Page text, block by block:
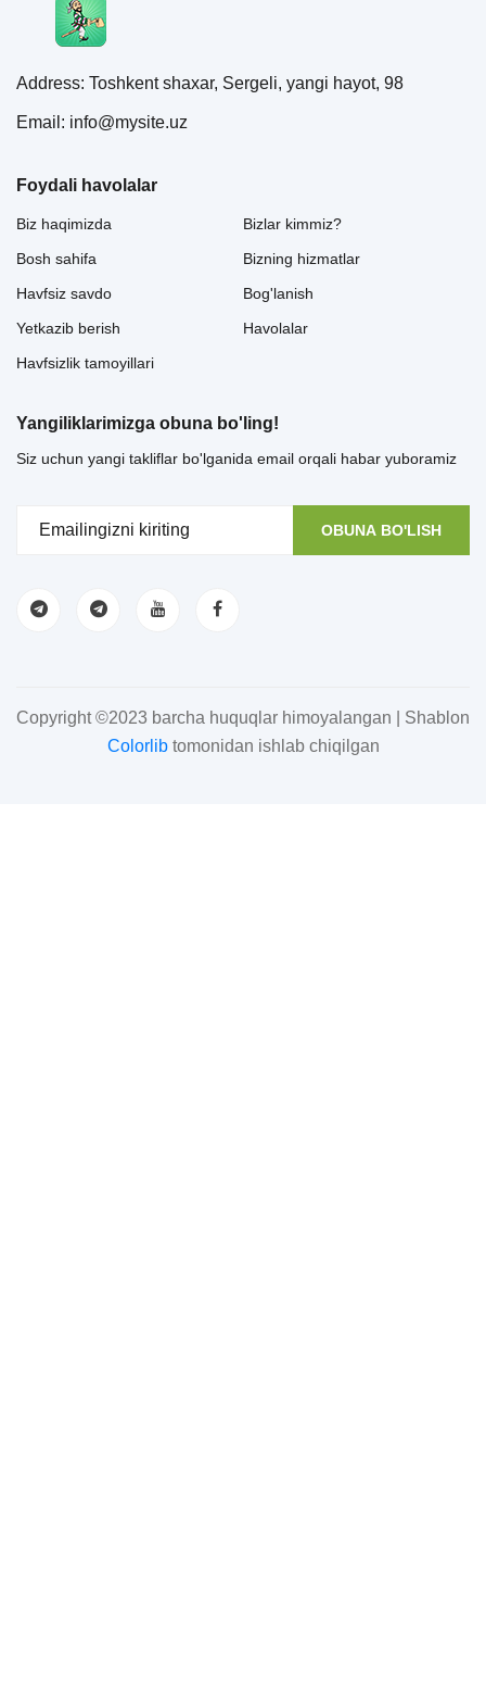
Address: Toshkent shaxar, Sergeli, yangi hayot, 98
Email: info@mysite.uz
Foydali havolalar
Biz haqimizda
Bosh sahifa
Havfsiz savdo
Yetkazib berish
Havfsizlik tamoyillari
Bizlar kimmiz?
Bizning hizmatlar
Bog'lanish
Havolalar
Yangiliklarimizga obuna bo'ling!
Siz uchun yangi takliflar bo'lganida email orqali habar yuboramiz
OBUNA BO'LISH
Copyright ©2023 barcha huquqlar himoyalangan | Shablon
Colorlibtomonidan ishlab chiqilgan